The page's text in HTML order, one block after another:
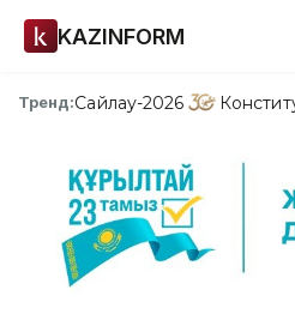
KAZINFORM
Тренд:Сайлау-2026